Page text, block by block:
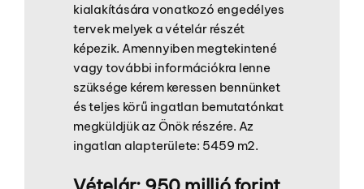
kialakítására vonatkozó engedélyes
tervek melyek a vételár részét
képezik. Amennyiben megtekintené
vagy további információkra lenne
szüksége kérem keressen bennünket
és teljes körű ingatlan bemutatónkat
megküldjük az Önök részére. Az
ingatlan alapterülete: 5459 m2.